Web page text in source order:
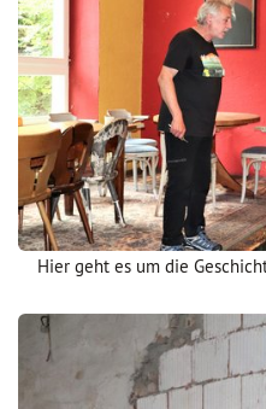
Hier geht es um die